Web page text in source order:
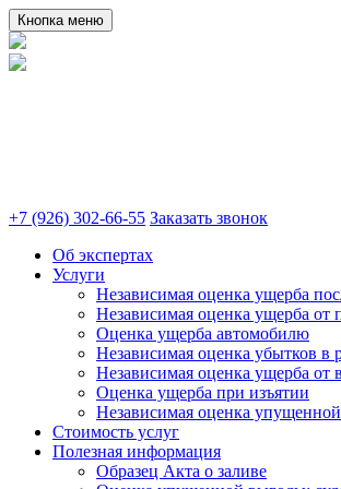
Кнопка меню
+7 (926) 302-66-55 Заказать звонок
Об экспертах
Услуги
Независимая оценка ущерба
Независимая оценка ущерба от
Оценка ущерба автомобилю
Независимая оценка убытков в
Независимая оценка ущерба от
Оценка ущерба при изъятии
Независимая оценка
Стоимость услуг
Полезная информация
Образец Акта о заливе